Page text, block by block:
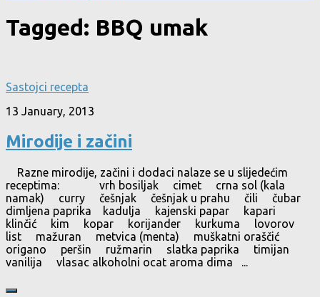
Tagged: BBQ umak
Sastojci recepta
13 January, 2013
Mirodije i začini
Razne mirodije, začini i dodaci nalaze se u slijedećim
receptima: vrh bosiljak cimet crna sol (kala
namak) curry češnjak češnjak u prahu čili čubar
dimljena paprika kadulja kajenski papar kapari
klinčić kim kopar korijander kurkuma lovorov
list mažuran metvica (menta) muškatni oraščić
origano peršin ružmarin slatka paprika timijan
vanilija vlasac alkoholni ocat aroma dima ...